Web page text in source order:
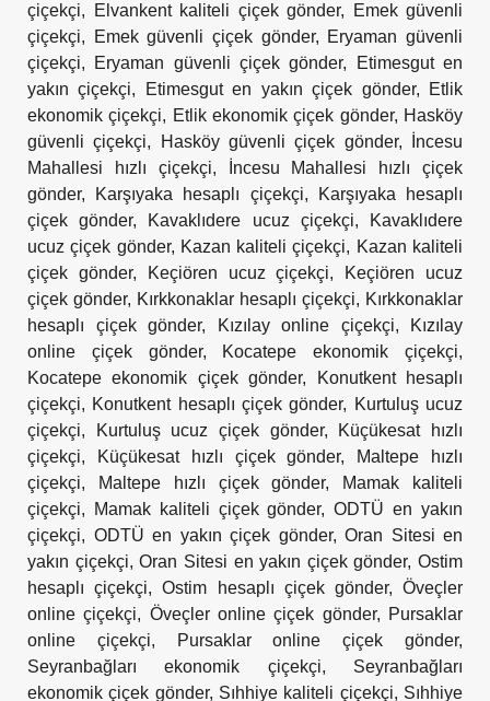
çiçekçi, Elvankent kaliteli çiçek gönder,
Emek güvenli
çiçekçi, Emek güvenli çiçek gönder, Eryaman güvenli
çiçekçi, Eryaman güvenli çiçek gönder,
Etimesgut en
yakın çiçekçi, Etimesgut en yakın çiçek gönder,
Etlik
ekonomik çiçekçi, Etlik ekonomik çiçek gönder, Hasköy
güvenli çiçekçi, Hasköy güvenli çiçek gönder,
İncesu
Mahallesi hızlı çiçekçi,
İncesu Mahallesi hızlı çiçek
gönder, Karşıyaka hesaplı çiçekçi,
Karşıyaka hesaplı
çiçek gönder, Kavaklıdere ucuz çiçekçi,
Kavaklıdere
ucuz çiçek gönder, Kazan kaliteli çiçekçi, Kazan kaliteli
çiçek gönder, Keçiören ucuz çiçekçi,
Keçiören ucuz
çiçek gönder, Kırkkonaklar hesaplı çiçekçi, Kırkkonaklar
hesaplı çiçek gönder, Kızılay online çiçekçi,
Kızılay
online çiçek gönder, Kocatepe ekonomik çiçekçi,
Kocatepe ekonomik çiçek gönder,
Konutkent hesaplı
çiçekçi, Konutkent hesaplı çiçek gönder, Kurtuluş ucuz
çiçekçi, Kurtuluş ucuz çiçek gönder, Küçükesat hızlı
çiçekçi, Küçükesat hızlı çiçek gönder,
Maltepe hızlı
çiçekçi, Maltepe hızlı çiçek gönder,
Mamak kaliteli
çiçekçi, Mamak kaliteli çiçek gönder,ODTÜ en yakın
çiçekçi, ODTÜ en yakın çiçek gönder, Oran Sitesi en
yakın çiçekçi,Oran Sitesi en yakın çiçek gönder, Ostim
hesaplı çiçekçi,Ostim hesaplı çiçek gönder,Öveçler
online çiçekçi, Öveçler online çiçek gönder, Pursaklar
online çiçekçi, Pursaklar online çiçek gönder,
Seyranbağları ekonomik çiçekçi, Seyranbağları
ekonomik çiçek gönder, Sıhhiye kaliteli çiçekçi, Sıhhiye